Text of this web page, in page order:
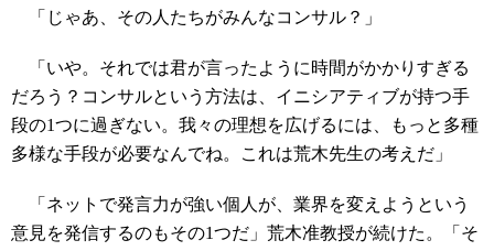
「じゃあ、その人たちがみんなコンサル？」
「いや。それでは君が言ったように時間がかかりすぎる
だろう？コンサルという方法は、イニシアティブが持つ手
段の1つに過ぎない。我々の理想を広げるには、もっと多種
多様な手段が必要なんでね。これは荒木先生の考えだ」
「ネットで発言力が強い個人が、業界を変えようという
意見を発信するのもその1つだ」荒木准教授が続けた。「そ